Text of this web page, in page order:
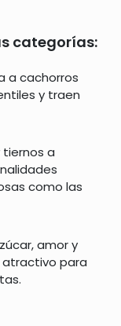
categorías:
a cachorros
y traen
tiernos a
como las
amor y
para